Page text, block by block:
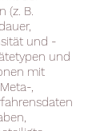
(z. B.
und -
und
mit
,